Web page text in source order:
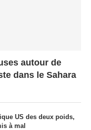
autour de
dans le Sahara
US des deux poids,
à mal